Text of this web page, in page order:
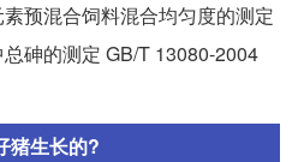
预混合饲料混合均匀度的测定
砷的测定 GB/T 13080-2004
猪生长的?